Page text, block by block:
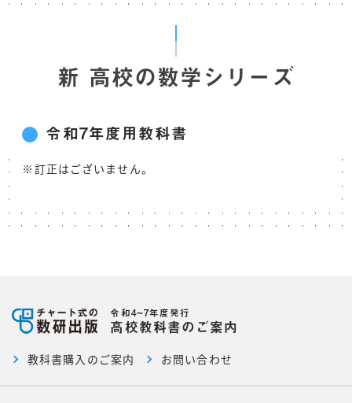
新 高校の数学シリーズ
令和7年度用教科書
※訂正はございません。
令和4~7年度発行
高校教科書のご案内
教科書購入のご案内 お問い合わせ